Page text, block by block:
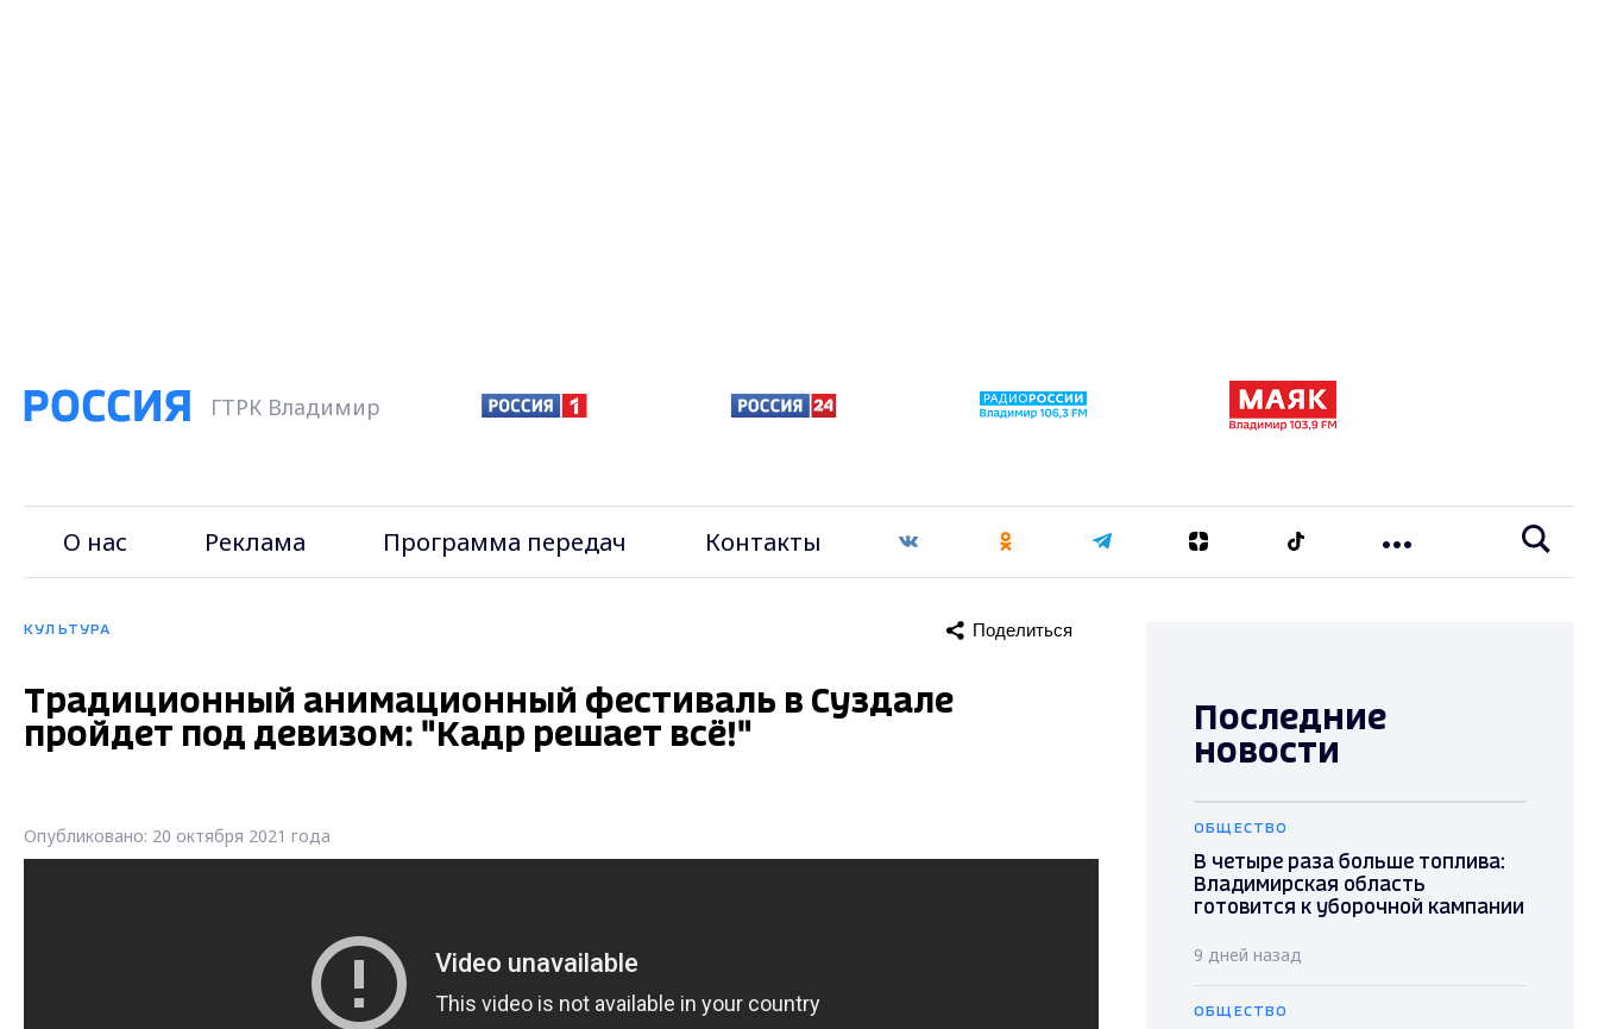
ГТРК Владимир
О нас Реклама Программа передач Контакты
КУЛЬТУРА Поделиться
Традиционный анимационный фестиваль в Суздале
пройдет под девизом: "Кадр решает всё!"
Опубликовано: 20 октября 2021 года
Последние
новости
ОБЩЕСТВО
В четыре раза больше топлива:
Владимирская область
готовится к уборочной кампании
9 дней назад
ОБЩЕСТВО